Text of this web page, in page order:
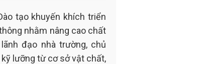
tạo khuyến khích triển
nhằm nâng cao chất
đạo nhà trường, chủ
lưỡng từ cơ sở vật chất,